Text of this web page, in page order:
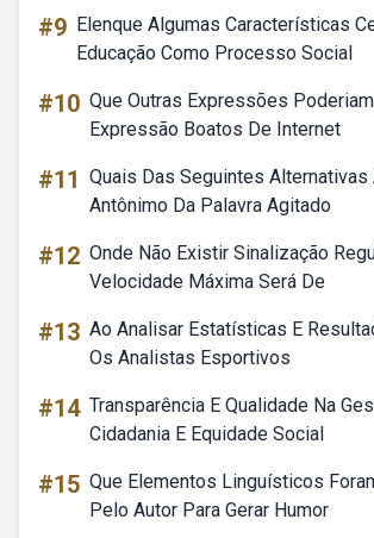
#9 Elenque Algumas Características
Educação Como Processo Social
#10 Que Outras Expressões
Expressão Boatos De Internet
#11 Quais Das Seguintes Alternativas
Antônimo Da Palavra Agitado
#12 Onde Não Existir Sinalização
Velocidade Máxima Será De
#13 Ao Analisar Estatísticas E
Os Analistas Esportivos
#14 Transparência E Qualidade Na
Cidadania E Equidade Social
#15 Que Elementos Linguísticos
Pelo Autor Para Gerar Humor